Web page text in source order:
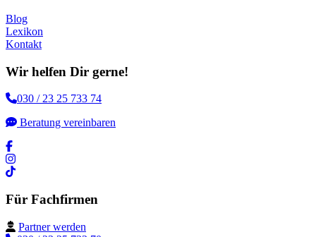
Blog
Lexikon
Kontakt
Wir helfen Dir gerne!
030 / 23 25 733 74
Beratung vereinbaren
Für Fachfirmen
Partner werden